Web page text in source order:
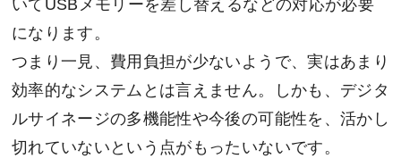
いてUSBメモリーを差し替えるなどの対応が必要
になります。
つまり一見、費用負担が少ないようで、実はあまり
効率的なシステムとは言えません。しかも、デジタ
ルサイネージの多機能性や今後の可能性を、活かし
切れていないという点がもったいないです。